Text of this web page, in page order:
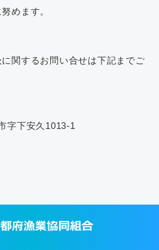
めます。
関するお問い合せは下記までご
字下安久1013-1